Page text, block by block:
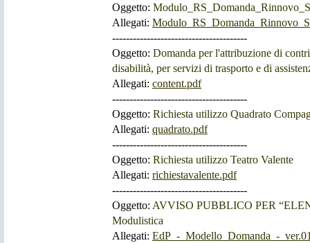
Oggetto:
Allegati:
---------------------------------------
Oggetto: Domanda per l'attribuzione di
disabilità, per servizi di trasporto e di
Allegati: content.pdf
---------------------------------------
Oggetto: Richiesta utilizzo Quadrato
Allegati: quadrato.pdf
---------------------------------------
Oggetto: Richiesta utilizzo Teatro Valente
Allegati: richiestavalente.pdf
---------------------------------------
Oggetto: AVVISO PUBBLICO PER
Modulistica
Allegati: EdP_-_Modello_Domanda_-